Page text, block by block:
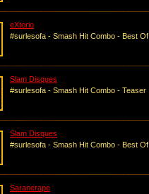
eXterio
#surlesofa - Smash Hit Combo - Best Of
Slam Disques
#surlesofa - Smash Hit Combo - Teaser
Slam Disques
#surlesofa - Smash Hit Combo - Best Of
Saranerape